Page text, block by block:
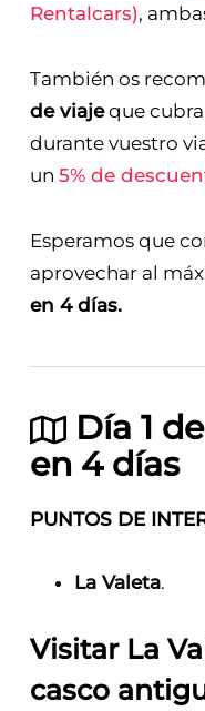
Rentalcars),
También os
de viajeque
durante vuestro
un 5% de
Esperamos que
aprovechar al
en 4 días.
Día 1
en 4 días
PUNTOS DE
La Valeta.
Visitar La
casco